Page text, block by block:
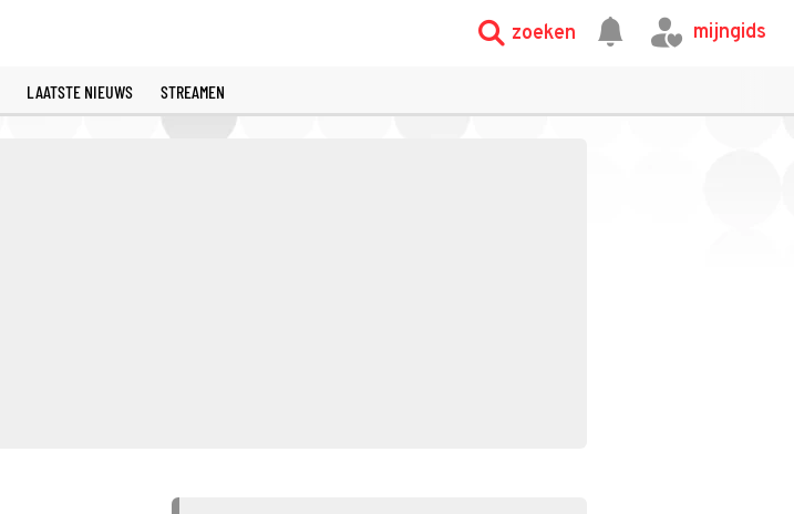
zoeken mijngids
LAATSTE NIEUWS STREAMEN